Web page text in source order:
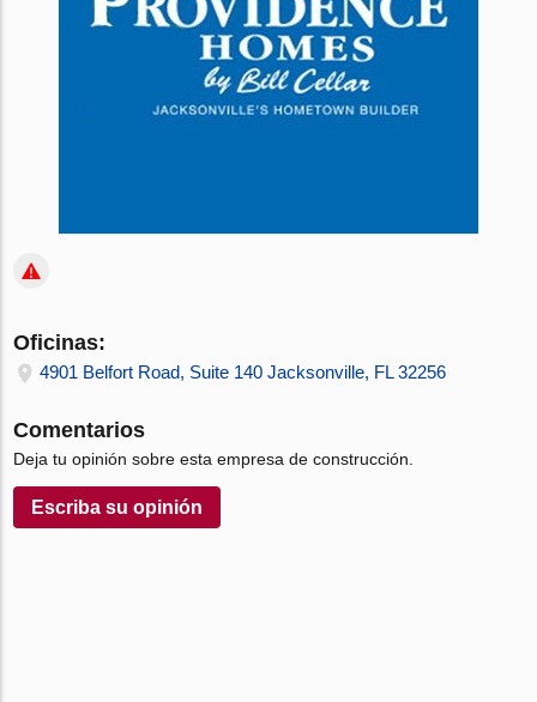
Oficinas:
4901 Belfort Road, Suite 140 Jacksonville, FL 32256
Comentarios
Deja tu opinión sobre esta empresa de construcción.
Escriba su opinión